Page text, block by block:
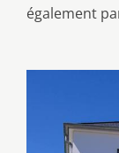
également